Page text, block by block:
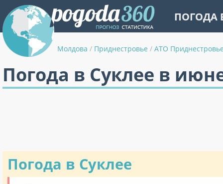
ПОГОДА
Молдова / Приднестровье / АТО
Погода в Суклее в
Погода в Суклее